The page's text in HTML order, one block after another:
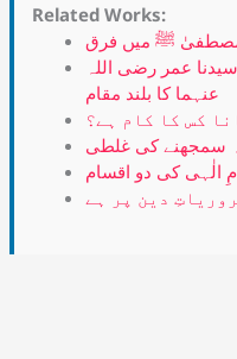
Related Works:
مصطفیٰ ﷺ میں فرق
عمر رضی اللہ
عنہما کا بلند مقام
کس کا کام ہے؟
سمجھنے کی غلطی
الٰہی کی دو اقسام
دین پر ہے